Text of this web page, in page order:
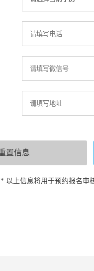
* 以上信息将用于预约报名审